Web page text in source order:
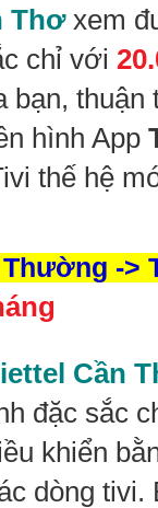
Thơxem
chỉ với
bạn, thuận
hình App
thế hệ
->
Cần
đặc sắc
khiển
dòng tivi.